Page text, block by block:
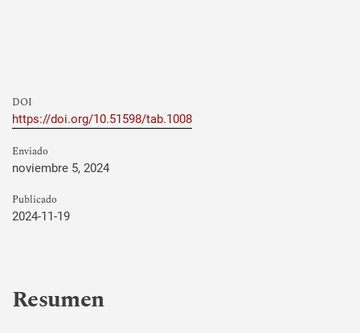
DOI
https://doi.org/10.51598/tab.1008
Enviado
noviembre 5, 2024
Publicado
2024-11-19
Resumen